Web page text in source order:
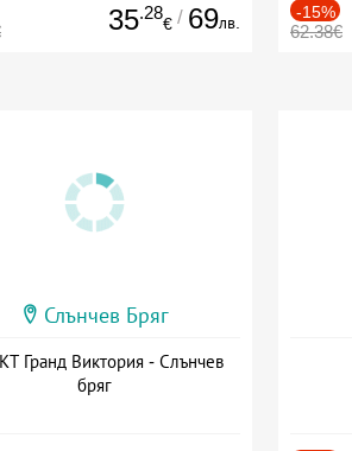
35.28
€ / 69лв.
-15%
62.38€
Слънчев Бряг
Гранд Виктория - Слънчев
бряг